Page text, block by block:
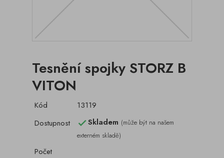
Tesnění spojky STORZ B
VITON
Kód
13119
Dostupnost
Skladem (může být na našem
externém skladě)
Počet